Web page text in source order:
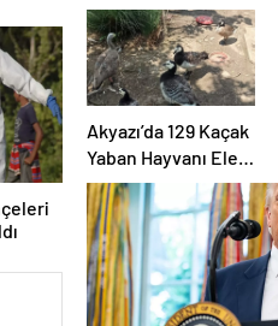
Akyazı’da 129 Kaçak
Yaban Hayvanı Ele
Geçirildi